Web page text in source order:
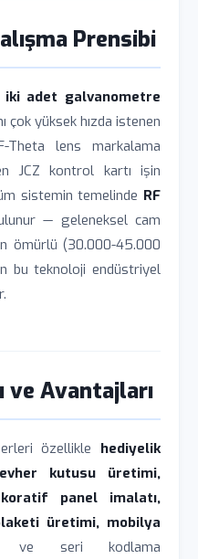
Prensibi
iki adet galvanometre
çok yüksek hızda istenen
Theta lens markalama
JCZ kontrol kartı işin
sistemin temelinde RF
— geleneksel cam
ömürlü (30.000-45.000
bu teknoloji endüstriyel
ve Avantajları
özellikle hediyelik
kutusu üretimi,
panel imalatı,
üretimi, mobilya
ve seri kodlama